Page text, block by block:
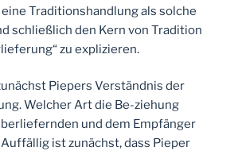
Traditionshandlung als solche
schließlich den Kern von Tradition
zu explizieren.
Piepers Verständnis der
Welcher Art die Be-ziehung
und dem Empfänger
ist zunächst, dass Pieper